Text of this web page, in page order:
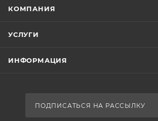
КОМПАНИЯ
УСЛУГИ
ИНФОРМАЦИЯ
ПОДПИСАТЬСЯ НА РАССЫЛКУ